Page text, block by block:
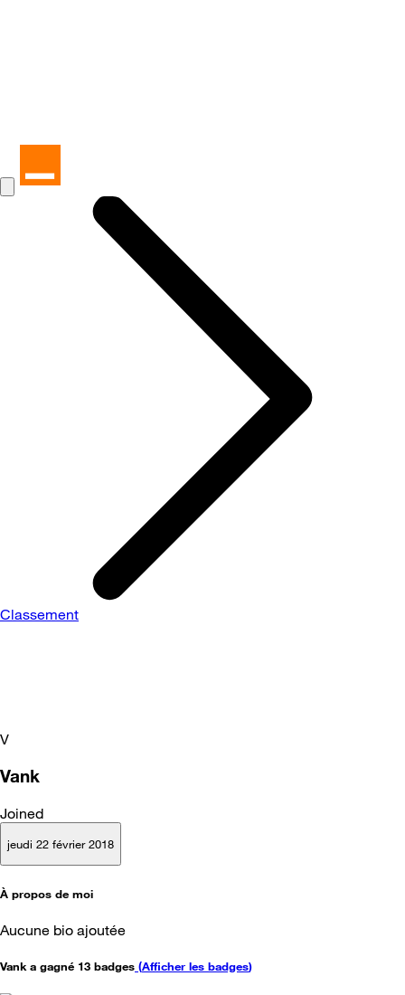
Classement
V
Vank
Joined
jeudi 22 février 2018
À propos de moi
Aucune bio ajoutée
Vank a gagné 13 badges (Afficher les badges)